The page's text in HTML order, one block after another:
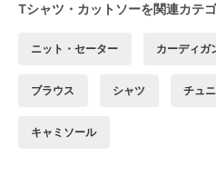
Tシャツ・カットソーを関連カテ
ニット・セーター カーディガ
ブラウス シャツ チュ
キャミソール